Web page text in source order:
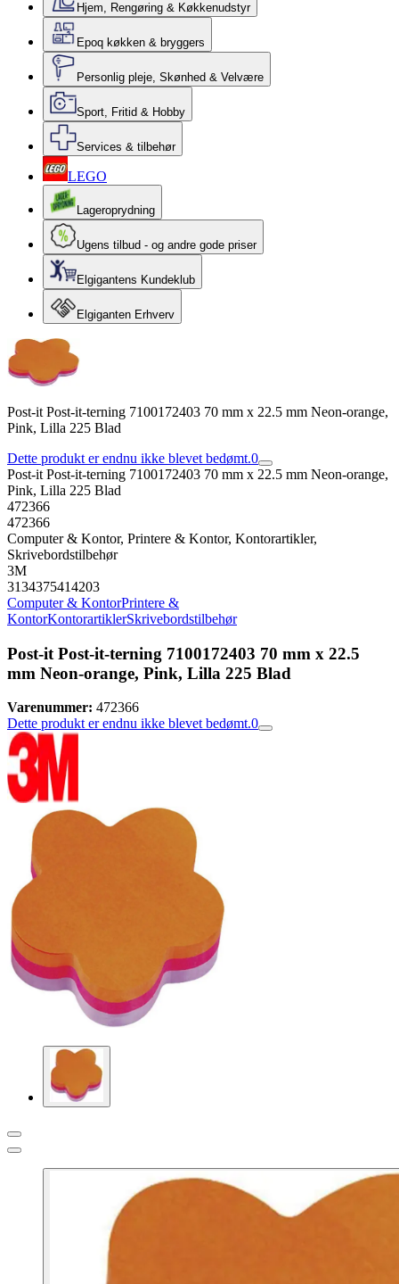
Hjem, Rengøring & Køkkenudstyr
Epoq køkken & bryggers
Personlig pleje, Skønhed & Velvære
Sport, Fritid & Hobby
Services & tilbehør
LEGO
Lageroprydning
Ugens tilbud - og andre gode priser
Elgigantens Kundeklub
Elgiganten Erhverv
Post-it Post-it-terning 7100172403 70 mm x 22.5 mm Neon-orange,
Pink, Lilla 225 Blad
Dette produkt er endnu ikke blevet bedømt.0
Post-it Post-it-terning 7100172403 70 mm x 22.5 mm Neon-orange,
Pink, Lilla 225 Blad
472366
472366
Computer & Kontor, Printere & Kontor, Kontorartikler,
Skrivebordstilbehør
3M
3134375414203
Computer & KontorPrintere &
KontorKontorartiklerSkrivebordstilbehør
Post-it Post-it-terning 7100172403 70 mm x 22.5
mm Neon-orange, Pink, Lilla 225 Blad
Varenummer: 472366
Dette produkt er endnu ikke blevet bedømt.0